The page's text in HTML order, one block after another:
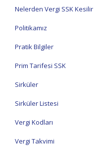
Nelerden Vergi SSK Kesilir
Politikamız
Pratik Bilgiler
Prim Tarifesi SSK
Sirküler
Sirküler Listesi
Vergi Kodları
Vergi Takvimi